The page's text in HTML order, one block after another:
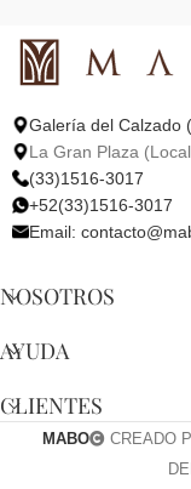
Galería del Calzado
La Gran Plaza
(33)1516-3017
+52(33)1516-3017
Email:
NOSOTROS
AYUDA
CLIENTES
MABO CREADO